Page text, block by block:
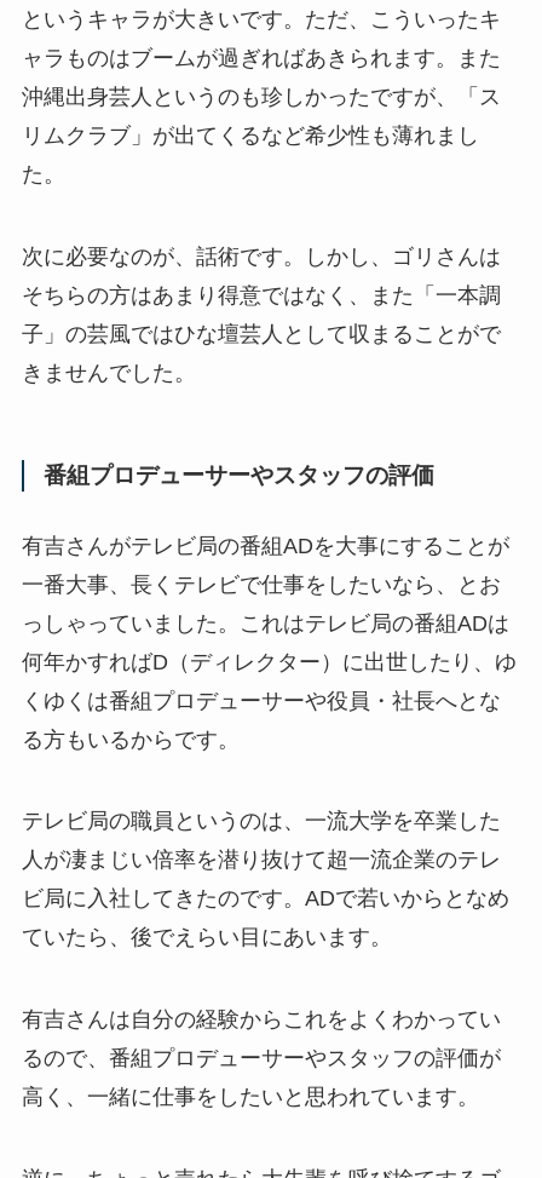
というキャラが大きいです。ただ、こういったキ
ャラものはブームが過ぎればあきられます。また
沖縄出身芸人というのも珍しかったですが、「ス
リムクラブ」が出てくるなど希少性も薄れまし
た。
次に必要なのが、話術です。しかし、ゴリさんは
そちらの方はあまり得意ではなく、また「一本調
子」の芸風ではひな壇芸人として収まることがで
きませんでした。
番組プロデューサーやスタッフの評価
有吉さんがテレビ局の番組ADを大事にすることが
一番大事、長くテレビで仕事をしたいなら、とお
っしゃっていました。これはテレビ局の番組ADは
何年かすればD（ディレクター）に出世したり、ゆ
くゆくは番組プロデューサーや役員・社長へとな
る方もいるからです。
テレビ局の職員というのは、一流大学を卒業した
人が凄まじい倍率を潜り抜けて超一流企業のテレ
ビ局に入社してきたのです。ADで若いからとなめ
ていたら、後でえらい目にあいます。
有吉さんは自分の経験からこれをよくわかってい
るので、番組プロデューサーやスタッフの評価が
高く、一緒に仕事をしたいと思われています。